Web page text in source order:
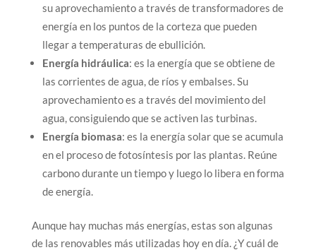
su aprovechamiento a través de transformadores de
energía en los puntos de la corteza que pueden
llegar a temperaturas de ebullición.
Energía hidráulica: es la energía que se obtiene de
las corrientes de agua, de ríos y embalses. Su
aprovechamiento es a través del movimiento del
agua, consiguiendo que se activen las turbinas.
Energía biomasa: es la energía solar que se acumula
en el proceso de fotosíntesis por las plantas. Reúne
carbono durante un tiempo y luego lo libera en forma
de energía.
Aunque hay muchas más energías, estas son algunas
de las renovables más utilizadas hoy en día. ¿Y cuál de